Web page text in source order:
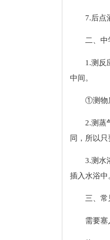
7.后点
二、
1.测反
中间。
①测物
2.测蒸
同，所以
3.测水
插入水浴
三、
需要塞